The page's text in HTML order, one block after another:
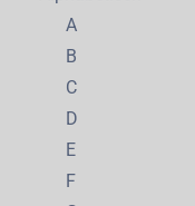
A
B
C
D
E
F